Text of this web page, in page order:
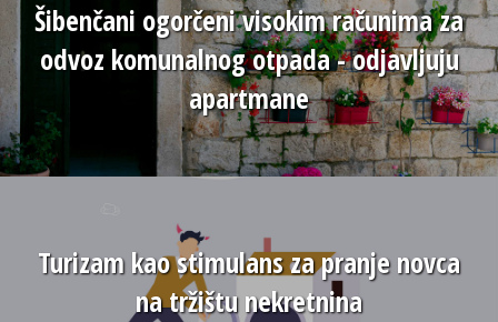
Šibenčani ogorčeni visokim računima za
odvoz komunalnog otpada - odjavljuju
apartmane
Turizam kao stimulans za pranje novca
na tržištu nekretnina